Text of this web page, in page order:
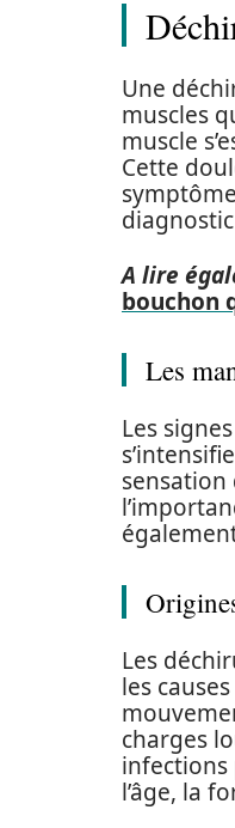
Une
muscles
muscle
Cette
A lire
bouchon
Les
Les
sensation
Les
les
charges
infections
l’âge, la